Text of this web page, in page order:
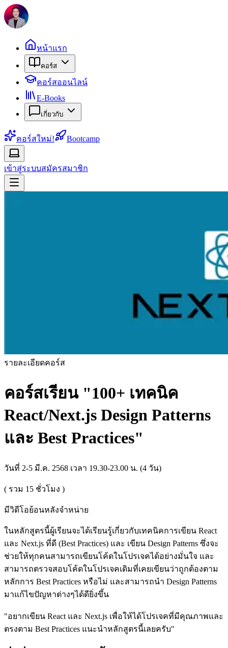
หน้าแรก
คอร์ส
คอร์สออนไลน์
E-Books
เกี่ยวกับ
คอร์สใหม่! Bootcamp
เข้าสู่ระบบสมัครสมาชิก
รายละเอียดคอร์ส
คอร์สเรียน "100+ เทคนิค
React/Next.js Design Patterns
และ Best Practices"
วันที่ 2-5 มี.ค. 2568 เวลา 19.30-23.00 น. (4 วัน)
( รวม 15 ชั่วโมง )
มีวิดีโอย้อนหลังจำหน่าย
ในหลักสูตรนี้ผู้เรียนจะได้เรียนรู้เกี่ยวกับเทคนิคการเขียน React
และ Next.js ที่ดี (Best Practices) และ เขียน Design Patterns ซึ่งจะ
ช่วยให้ทุกคนสามารถเขียนโค้ดในโปรเจคได้อย่างมั่นใจ และ
สามารถตรวจสอบโค้ดในโปรเจคเดิมที่เคยเขียนว่าถูกต้องตาม
หลักการ Best Practices หรือไม่ และสามารถนำ Design Patterns
มาแก้ไขปัญหาต่างๆได้ดียิ่งขึ้น
"อยากเขียน React และ Next.js เพื่อให้ได้โปรเจคที่มีคุณภาพและ
ตรงตาม Best Practices แนะนำหลักสูตรนี้เลยครับ"